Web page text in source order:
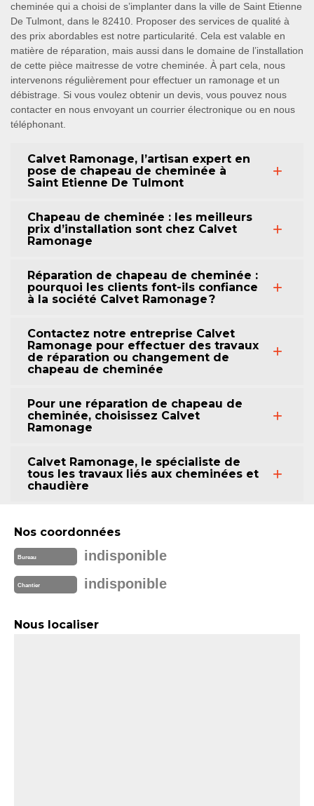
cheminée qui a choisi de s’implanter dans la ville de Saint Etienne
De Tulmont, dans le 82410. Proposer des services de qualité à
des prix abordables est notre particularité. Cela est valable en
matière de réparation, mais aussi dans le domaine de l’installation
de cette pièce maitresse de votre cheminée. À part cela, nous
intervenons régulièrement pour effectuer un ramonage et un
débistrage. Si vous voulez obtenir un devis, vous pouvez nous
contacter en nous envoyant un courrier électronique ou en nous
téléphonant.
Calvet Ramonage, l’artisan expert en
pose de chapeau de cheminée à
Saint Etienne De Tulmont
Chapeau de cheminée : les meilleurs
prix d’installation sont chez Calvet
Ramonage
Réparation de chapeau de cheminée :
pourquoi les clients font-ils confiance
à la société Calvet Ramonage ?
Contactez notre entreprise Calvet
Ramonage pour effectuer des travaux
de réparation ou changement de
chapeau de cheminée
Pour une réparation de chapeau de
cheminée, choisissez Calvet
Ramonage
Calvet Ramonage, le spécialiste de
tous les travaux liés aux cheminées et
chaudière
Nos coordonnées
Bureau indisponible
Chantier indisponible
Nous localiser